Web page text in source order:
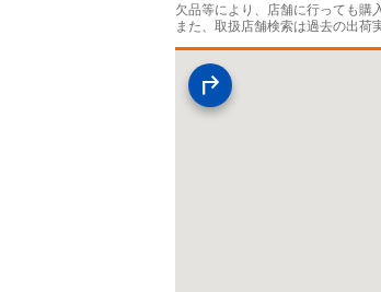
欠品等により、店舗に行っても購
また、取扱店舗検索は過去の出荷